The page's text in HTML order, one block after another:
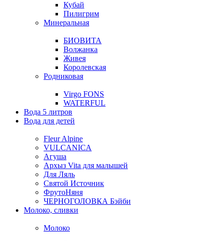
Кубай
Пилигрим
Минеральная
БИОВИТА
Волжанка
Живея
Королевская
Родниковая
Virgo FONS
WATERFUL
Вода 5 литров
Вода для детей
Fleur Alpine
VULCANICA
Агуша
Архыз Vita для малышей
Для Ляль
Святой Источник
ФрутоНяня
ЧЕРНОГОЛОВКА Бэйби
Молоко, сливки
Молоко